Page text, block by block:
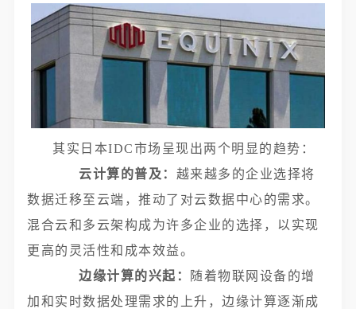
其实日本IDC市场呈现出两个明显的趋势：
云计算的普及： 越来越多的企业选择将
数据迁移至云端，推动了对云数据中心的需求。
混合云和多云架构成为许多企业的选择，以实现
更高的灵活性和成本效益。
边缘计算的兴起：
随着物联网设备的增
加和实时数据处理需求的上升，边缘计算逐渐成